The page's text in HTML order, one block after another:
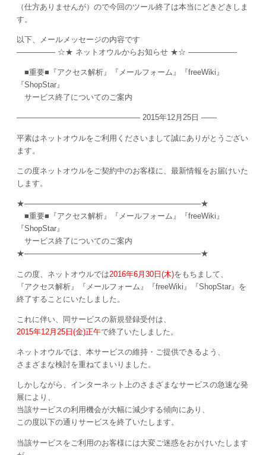
（仕方ありませんが）ので今回のツール終了は本当にどきどきしま
す。
以下、メールメッセージの内容です
————— ☆★ ネットオウルからお知らせ ★☆ ——————-
■重要■『アクセス解析』『メールフォーム』『freeWiki』
『ShopStar』
サービス終了についてのご案内
———————————————— 2015年12月25日 ——
平素はネットオウルをご利用くださいまして誠にありがとうござい
ます。
この度ネットオウルをご契約中のお客様に、最新情報をお届けいた
します。
★─────────────────────────────────★
■重要■『アクセス解析』『メールフォーム』『freeWiki』
『ShopStar』
サービス終了についてのご案内
★─────────────────────────────────★
この度、ネットオウルでは2016年6月30日(木)をもちまして、
『アクセス解析』『メールフォーム』『freeWiki』『ShopStar』を
終了することにいたしました。
これに伴い、同サービスの新規登録受付は、
2015年12月25日(金)正午で終了いたしました。
ネットオウルでは、本サービスの維持・ご提供できるよう、
さまざまな検討を重ねてまいりました。
しかしながら、インターネット上のさまざまなサービスの急速な発
展により、
当該サービスの利用機会が大幅に減少する傾向にあり、
この度以下の通りサービスを終了いたします。
当該サービスをご利用のお客様には大変ご迷惑をおかけいたします